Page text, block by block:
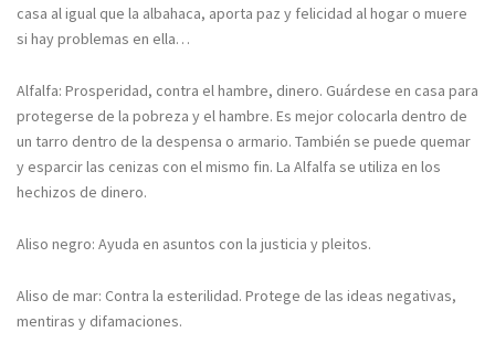
casa al igual que la albahaca, aporta paz y felicidad al hogar o muere
si hay problemas en ella…
Alfalfa: Prosperidad, contra el hambre, dinero. Guárdese en casa para
protegerse de la pobreza y el hambre. Es mejor colocarla dentro de
un tarro dentro de la despensa o armario. También se puede quemar
y esparcir las cenizas con el mismo fin. La Alfalfa se utiliza en los
hechizos de dinero.
Aliso negro: Ayuda en asuntos con la justicia y pleitos.
Aliso de mar: Contra la esterilidad. Protege de las ideas negativas,
mentiras y difamaciones.